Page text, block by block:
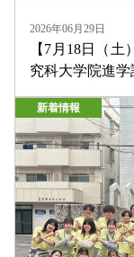
2026年06月29日
【7月18日（
究科大学院進
新着情報